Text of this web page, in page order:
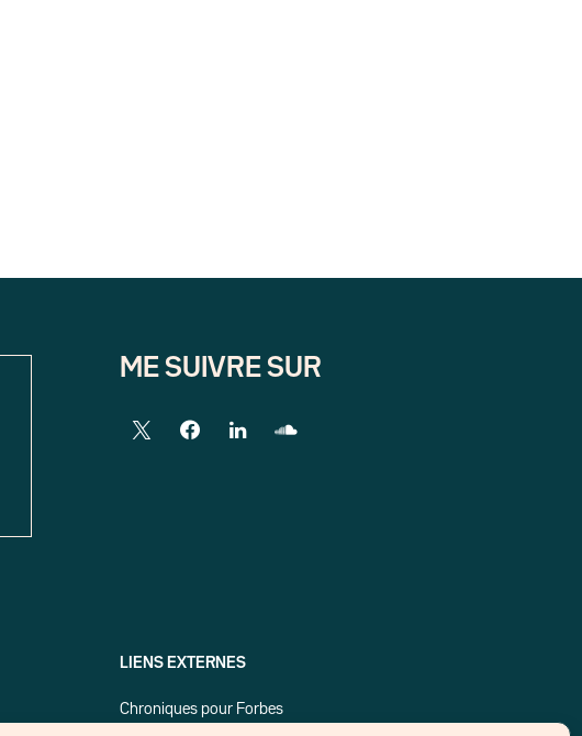
ME SUIVRE SUR
LIENS EXTERNES
Chroniques pour Forbes